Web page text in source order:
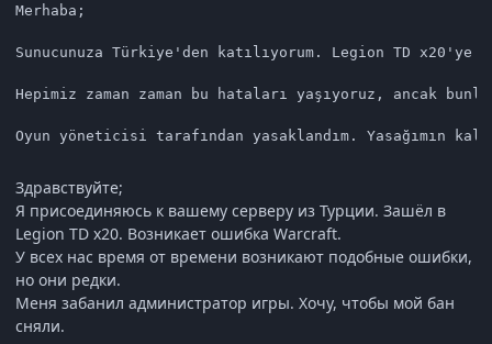
Merhaba;
Sunucunuza Türkiye'den katılıyorum. Legion TD
Hepimiz zaman zaman bu hataları yaşıyoruz, ancak
Oyun yöneticisi tarafından yasaklandım. Yasağımın
Здравствуйте;
Я присоединяюсь к вашему серверу из Турции. Зашёл в
Legion TD x20. Возникает ошибка Warcraft.
У всех нас время от времени возникают подобные ошибки,
но они редки.
Меня забанил администратор игры. Хочу, чтобы мой бан
сняли.